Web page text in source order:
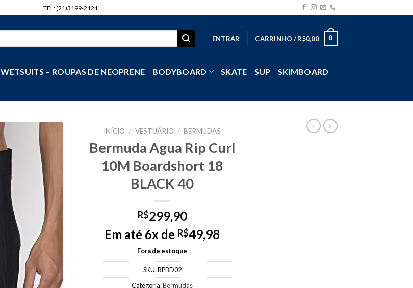
TEL: (21)3199-2121
ENTRAR CARRINHO /R$0,00 0
WETSUITS – ROUPAS DE NEOPRENE BODYBOARD SKATE SUP SKIMBOARD
INÍCIO / VESTUÁRIO / BERMUDAS
Bermuda Agua Rip Curl
10M Boardshort 18
BLACK 40
R$299,90
Em até 6x de R$49,98
Fora de estoque
SKU:RPBD02
Categoria:Bermudas